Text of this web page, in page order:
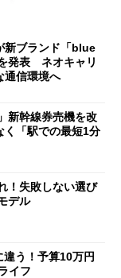
新ブランド「blue
発表 ネオキャリ
通信環境へ
新幹線券売機を改
「駅での最短1分
！失敗しない選び
デル
違う！予算10万円
イフ